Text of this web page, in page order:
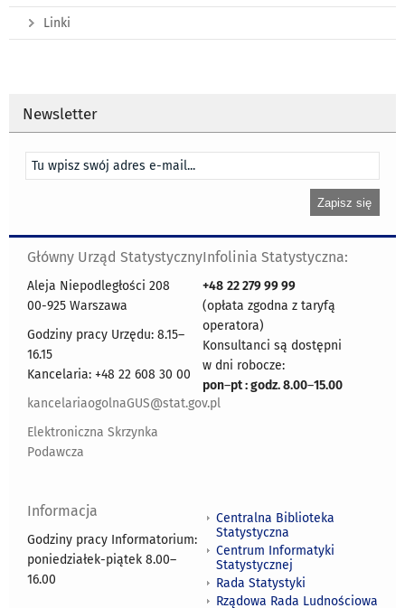
Linki
Newsletter
Główny Urząd Statystyczny
Aleja Niepodległości 208
00-925 Warszawa
Godziny pracy Urzędu: 8.15–
16.15
Kancelaria: +48 22 608 30 00
kancelariaogolnaGUS@stat.gov.pl
Elektroniczna Skrzynka
Podawcza
Infolinia Statystyczna:
+48 22 279 99 99
(opłata zgodna z taryfą
operatora)
Konsultanci są dostępni
w dni robocze:
pon–pt : godz. 8.00–15.00
Informacja
Godziny pracy Informatorium:
poniedziałek-piątek 8.00–
16.00
Centralna Biblioteka
Statystyczna
Centrum Informatyki
Statystycznej
Rada Statystyki
Rządowa Rada Ludnościowa